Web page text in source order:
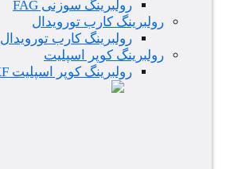
رولبرینگ سوزنی FAG
رولبرینگ کارب تورویدال
رولبرینگ کارب تورویدال FAG
رولبرینگ کوپر اسپلیت
رولبرینگ کوپر اسپلیت SKF